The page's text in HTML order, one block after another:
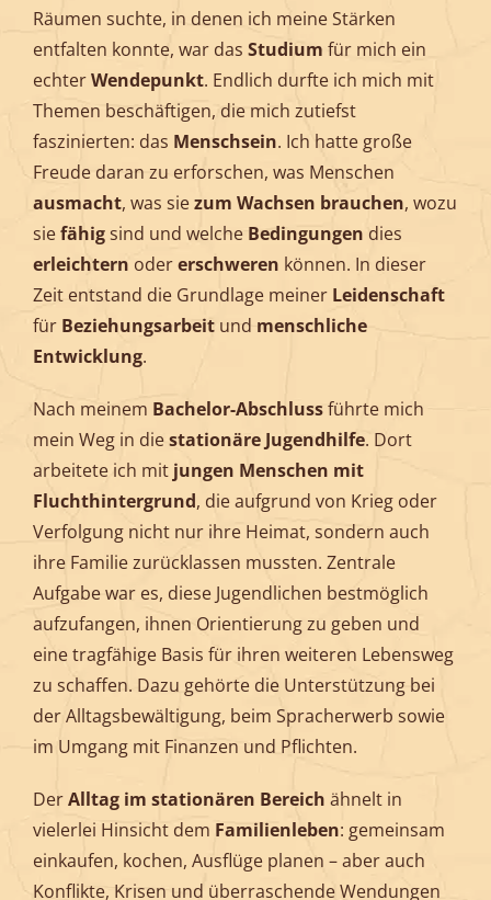
Räumen suchte, in denen ich meine Stärken
entfalten konnte, war das Studium für mich ein
echterWendepunkt. Endlich durfte ich mich mit
Themen beschäftigen, die mich zutiefst
faszinierten: das Menschsein. Ich hatte große
Freude daran zu erforschen, was Menschen
ausmacht, was siezum Wachsen brauchen, wozu
siefähigsind und welche Bedingungen dies
erleichtern odererschweren können. In dieser
Zeit entstand die Grundlage meiner Leidenschaft
für Beziehungsarbeit und menschliche
Entwicklung.
Nach meinem Bachelor-Abschlussführte mich
mein Weg in diestationäre Jugendhilfe. Dort
arbeitete ich mitjungen Menschen mit
Fluchthintergrund, die aufgrund von Krieg oder
Verfolgung nicht nur ihre Heimat, sondern auch
ihre Familie zurücklassen mussten. Zentrale
Aufgabe war es, diese Jugendlichen bestmöglich
aufzufangen, ihnen Orientierung zu geben und
eine tragfähige Basis für ihren weiteren Lebensweg
zu schaffen. Dazu gehörte die Unterstützung bei
der Alltagsbewältigung, beim Spracherwerb sowie
im Umgang mit Finanzen und Pflichten.
DerAlltag im stationären Bereich ähnelt in
vielerlei Hinsicht dem Familienleben: gemeinsam
einkaufen, kochen, Ausflüge planen – aber auch
Konflikte, Krisen und überraschende Wendungen